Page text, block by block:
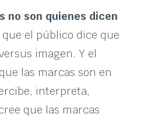
no son quienes dicen
que el público dice que
imagen. Y el
las marcas son en
interpreta,
que las marcas